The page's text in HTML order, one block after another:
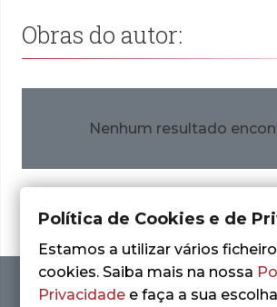
Obras do autor:
Nenhum resultado
Política de Cookies e de
Estamos a utilizar vários
cookies. Saiba mais na nossa
Privacidade e faça a sua